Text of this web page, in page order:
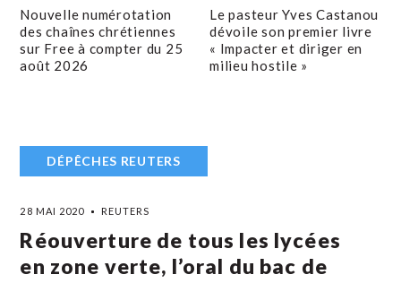
Nouvelle numérotation
des chaînes chrétiennes
sur Free à compter du 25
août 2026
Le pasteur Yves Castanou
dévoile son premier livre
« Impacter et diriger en
milieu hostile »
DÉPÊCHES REUTERS
28 MAI 2020 REUTERS
Réouverture de tous les lycées
en zone verte, l’oral du bac de